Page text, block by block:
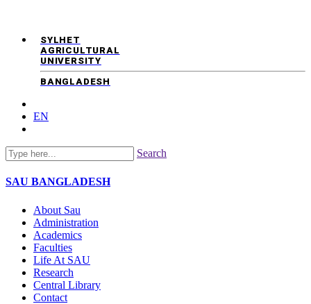
SYLHET
AGRICULTURAL
UNIVERSITY
BANGLADESH
EN
Search
SAU BANGLADESH
About Sau
Administration
Academics
Faculties
Life At SAU
Research
Central Library
Contact